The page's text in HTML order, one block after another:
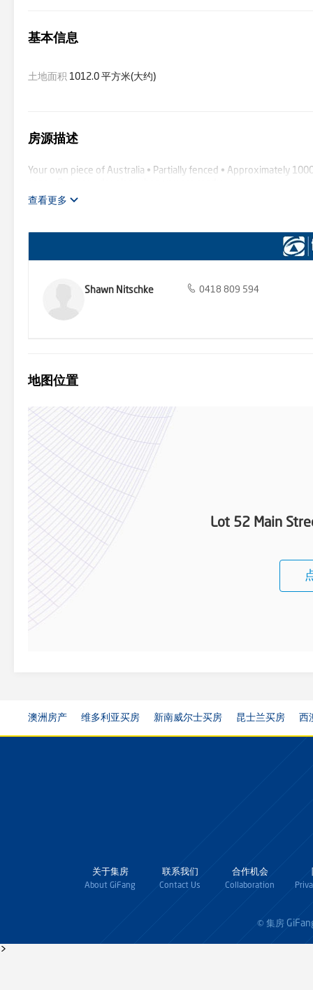
基本信息
土地面积 1012.0 平方米(大约)
房源描述
Your own piece of Australia • Partially fenced • Approximately
查看更多
Shawn Nitschke 0418 809 594
地图位置
Lot 52 Main
澳洲房产 维多利亚买房 新南威尔士买房 昆士兰买房 西
关于集房
About GiFang
联系我们
Contact Us
合作机会
Collaboration
© 集房
>